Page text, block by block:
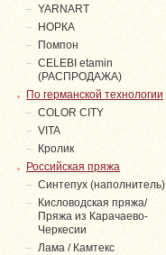
YARNART
НОРКА
Помпон
СELEBI etamin
(РАСПРОДАЖА)
По германской технологии
COLOR CITY
VITA
Кролик
Российская пряжа
Синтепух (наполнитель)
Кисловодская пряжа/
Пряжа из Карачаево-
Черкесии
Лама / Камтекс